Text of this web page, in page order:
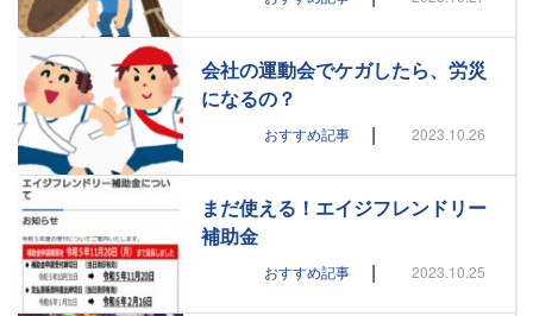
会社の運動会でケガしたら、労災
になるの？
おすすめ記事 | 2023.10.26
まだ使える！エイジフレンドリー
補助金
おすすめ記事 | 2023.10.25